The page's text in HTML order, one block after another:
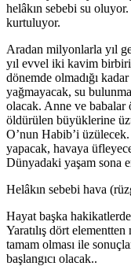
helâkın sebebi su
kurtuluyor.
Aradan milyonlarla yıl
yıl evvel iki kavim
dönemde olmadığı
yağmayacak, su
olacak. Anne ve babalar
öldürülen büyüklerine
O’nun Habib’i
yapacak, havaya
Dünyadaki yaşam sona
Helâkın sebebi hava
Hayat başka
Yaratılış dört
tamam olması ile
başlangıcı olacak..